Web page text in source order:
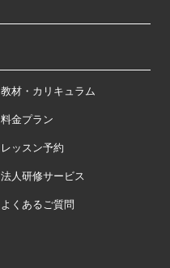
教材・カリキュラム
料金プラン
レッスン予約
法人研修サービス
よくあるご質問